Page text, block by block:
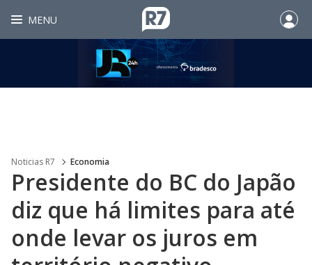
MENU
Noticias R7 Economia
Presidente do BC do Japão
diz que há limites para até
onde levar os juros em